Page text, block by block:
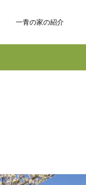
一青の家の紹介